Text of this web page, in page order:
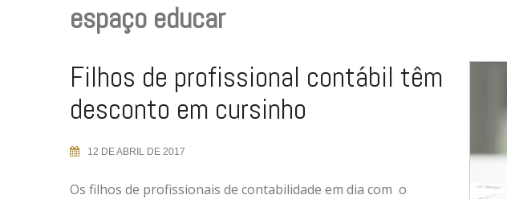
espaço educar
Filhos de profissional contábil têm
desconto em cursinho
12 DE ABRIL DE 2017
Os filhos de profissionais de contabilidade em dia com o